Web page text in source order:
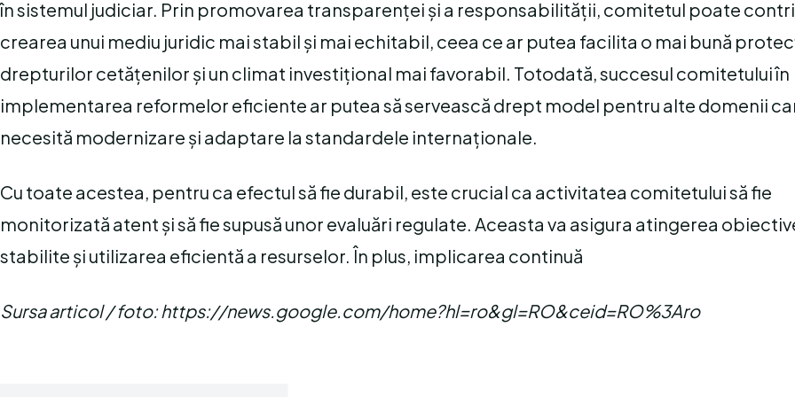
în sistemul judiciar. Prin promovarea transparenței și a responsabilității, comitetul poate
crearea unui mediu juridic mai stabil și mai echitabil, ceea ce ar putea facilita o mai bună
drepturilor cetățenilor și un climat investițional mai favorabil. Totodată, succesul comitetului în
implementarea reformelor eficiente ar putea să servească drept model pentru alte domenii
necesită modernizare și adaptare la standardele internaționale.
Cu toate acestea, pentru ca efectul să fie durabil, este crucial ca activitatea comitetului să fie
monitorizată atent și să fie supusă unor evaluări regulate. Aceasta va asigura atingerea
stabilite și utilizarea eficientă a resurselor. În plus, implicarea continuă
Sursa articol / foto: https://news.google.com/home?hl=ro&gl=RO&ceid=RO%3Aro